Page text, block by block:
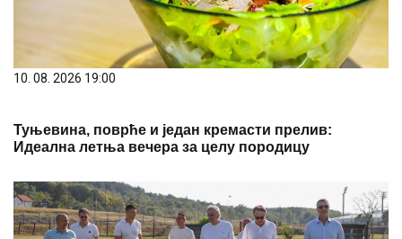
10. 08. 2026 19:00
Туњевина, поврће и један кремасти прелив:
Идеална летња вечера за целу породицу